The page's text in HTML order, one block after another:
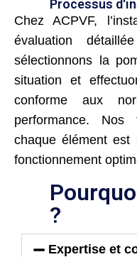
Processus
Chez ACPVF,
évaluation
sélectionnons la
situation et
conforme aux
performance. Nos
chaque élément est
fonctionnement
?
Expertise et